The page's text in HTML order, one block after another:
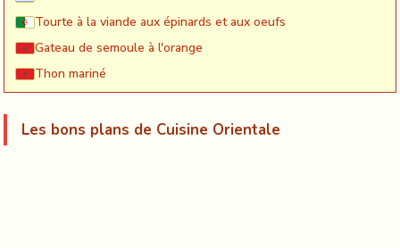
Tourte à la viande aux épinards et aux oeufs
Gateau de semoule à l'orange
Thon mariné
Les bons plans de Cuisine Orientale